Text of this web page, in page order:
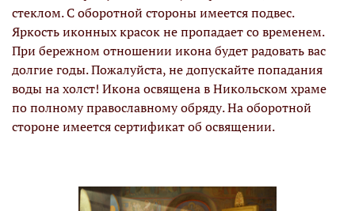
стеклом. С оборотной стороны имеется подвес.
Яркость иконных красок не пропадает со временем.
При бережном отношении икона будет радовать вас
долгие годы. Пожалуйста, не допускайте попадания
воды на холст! Икона освящена в Никольском храме
по полному православному обряду. На оборотной
стороне имеется сертификат об освящении.